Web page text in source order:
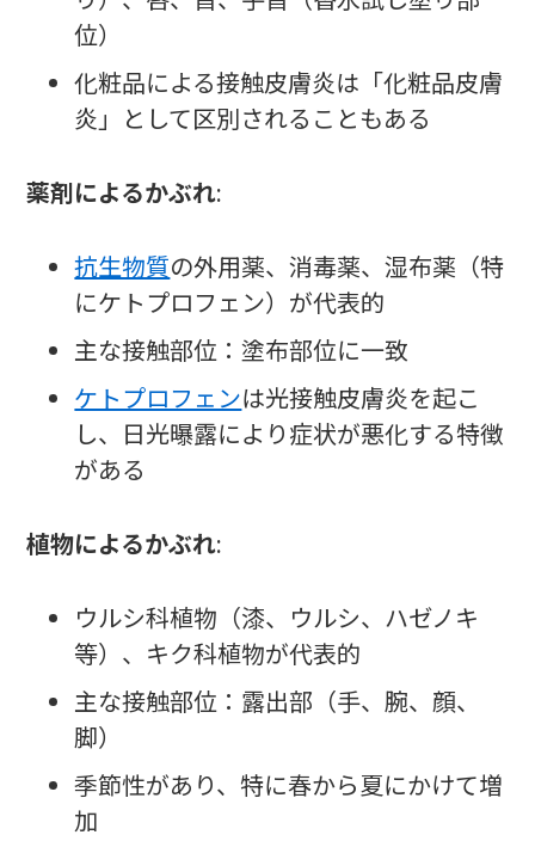
位）
化粧品による接触皮膚炎は「化粧品皮膚
炎」として区別されることもある
薬剤によるかぶれ:
抗生物質の外用薬、消毒薬、湿布薬（特
にケトプロフェン）が代表的
主な接触部位：塗布部位に一致
ケトプロフェンは光接触皮膚炎を起こ
し、日光曝露により症状が悪化する特徴
がある
植物によるかぶれ:
ウルシ科植物（漆、ウルシ、ハゼノキ
等）、キク科植物が代表的
主な接触部位：露出部（手、腕、顔、
脚）
季節性があり、特に春から夏にかけて増
加